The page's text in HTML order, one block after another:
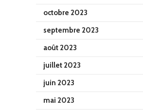
octobre 2023
septembre 2023
août 2023
juillet 2023
juin 2023
mai 2023